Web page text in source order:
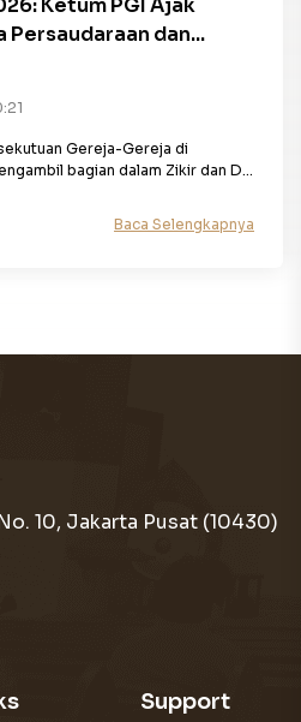
Ketum PGI Ajak
Persaudaraan dan...
Gereja-Gereja di
bagian dalam Zikir dan D...
Baca Selengkapnya
10, Jakarta Pusat (10430)
Support